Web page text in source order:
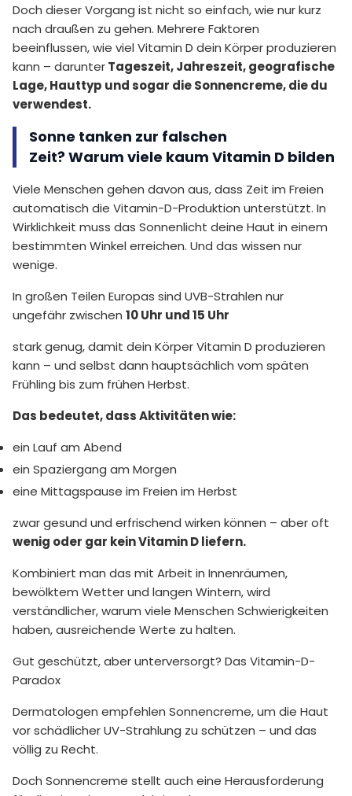
Doch dieser Vorgang ist nicht so einfach, wie nur kurz
nach draußen zu gehen. Mehrere Faktoren
beeinflussen, wie viel Vitamin D dein Körper produzieren
kann – darunterTageszeit, Jahreszeit, geografische
Lage, Hauttyp und sogar die Sonnencreme, die du
verwendest.
Sonne tanken zur falschen
Zeit? Warum viele kaum Vitamin D bilden
Viele Menschen gehen davon aus, dass Zeit im Freien
automatisch die Vitamin-D-Produktion unterstützt. In
Wirklichkeit muss das Sonnenlicht deine Haut in einem
bestimmten Winkel erreichen. Und das wissen nur
wenige.
In großen Teilen Europas sind UVB-Strahlen nur
ungefähr zwischen 10 Uhr und 15 Uhr
stark genug, damit dein Körper Vitamin D produzieren
kann – und selbst dann hauptsächlich vom späten
Frühling bis zum frühen Herbst.
Das bedeutet, dass Aktivitäten wie:
ein Lauf am Abend
ein Spaziergang am Morgen
eine Mittagspause im Freien im Herbst
zwar gesund und erfrischend wirken können – aber oft
wenig oder gar kein Vitamin D liefern.
Kombiniert man das mit Arbeit in Innenräumen,
bewölktem Wetter und langen Wintern, wird
verständlicher, warum viele Menschen Schwierigkeiten
haben, ausreichende Werte zu halten.
Gut geschützt, aber unterversorgt? Das Vitamin-D-
Paradox
Dermatologen empfehlen Sonnencreme, um die Haut
vor schädlicher UV-Strahlung zu schützen – und das
völlig zu Recht.
Doch Sonnencreme stellt auch eine Herausforderung